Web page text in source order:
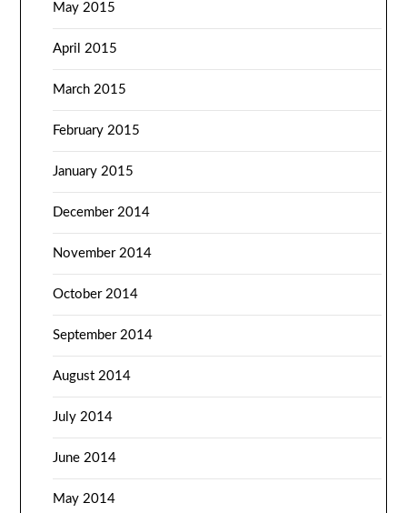
May 2015
April 2015
March 2015
February 2015
January 2015
December 2014
November 2014
October 2014
September 2014
August 2014
July 2014
June 2014
May 2014